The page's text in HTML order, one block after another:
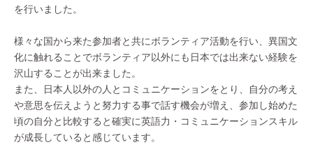
を行いました。
様々な国から来た参加者と共にボランティア活動を行い、異国文
化に触れることでボランティア以外にも日本では出来ない経験を
沢山することが出来ました。
また、日本人以外の人とコミュニケーションをとり、自分の考え
や意思を伝えようと努力する事で話す機会が増え、参加し始めた
頃の自分と比較すると確実に英語力・コミュニケーションスキル
が成長していると感じています。